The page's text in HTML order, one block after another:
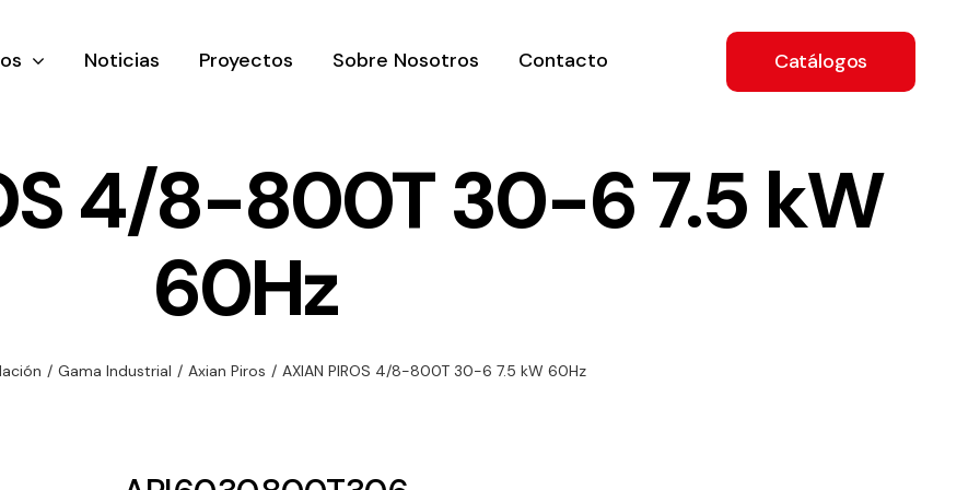
gama
Ventilación
Amplia gama de
equipos de
Variedad de
necesidades.
Noticias Proyectos Sobre Nosotros Contacto Catálogos
4/8-800T 30-6 7.5 kW
60Hz
/ Gama Industrial / Axian Piros / AXIAN PIROS 4/8-800T 30-6 7.5 kW 60Hz